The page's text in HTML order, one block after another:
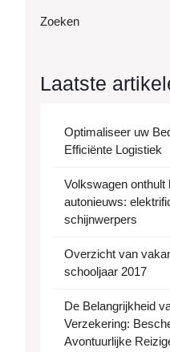
Zoeken
Laatste
Optimaliseer uw
Efficiënte Logistiek
Volkswagen onthult
autonieuws:
schijnwerpers
Overzicht van
schooljaar 2017
De Belangrijkheid
Verzekering:
Avontuurlijke